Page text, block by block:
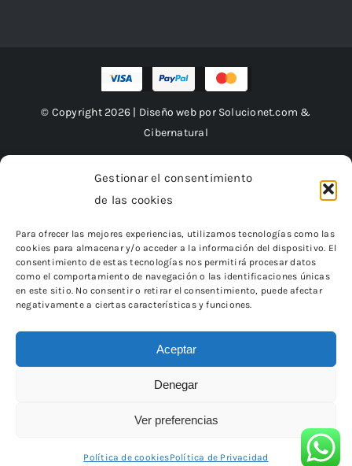
Gestionar el consentimiento
de las cookies
Para ofrecer las mejores experiencias, utilizamos tecnologías como las
cookies para almacenar y/o acceder a la información del dispositivo. El
consentimiento de estas tecnologías nos permitirá procesar datos
como el comportamiento de navegación o las identificaciones únicas
en este sitio. No consentir o retirar el consentimiento, puede afectar
negativamente a ciertas características y funciones.
Aceptar
Denegar
Ver preferencias
Política de cookiesPolítica de Privacidad
© Copyright 2026 | Diseño web por Solucionet.com &
Cibernatural
«Financiado por la Unión Europea – NextGenerationEU.
y no reflejan necesariamente los de la Unión Europea o la Comisión
Europea.
consideradas responsables de las mismas»